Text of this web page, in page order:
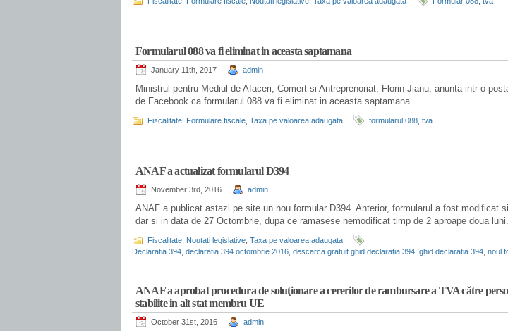
Formularul 088 va fi eliminat in aceasta saptamana
January 11th, 2017 admin
Ministrul pentru Mediul de Afaceri, Comert si Antreprenoriat, Florin Jianu, anunta intr-o
de Facebook ca formularul 088 va fi eliminat in aceasta saptamana.
Fiscalitate Formulare fiscale Taxa pe valoarea adaugata formularul 088 tva
ANAF a actualizat formularul D394
November 3rd, 2016 admin
ANAF a publicat astazi pe site un nou formular D394. Anterior, formularul a fost modificat
dar si in data de 27 Octombrie, dupa ce ramasese nemodificat timp de 2 aproape doua luni.
Fiscalitate Noutati legislative Taxa pe valoarea adaugata
Declaratia 394 declaratia 394 octombrie 2016 descarca gratuit ghid declaratia 394 ghid declaratia 394 noul
ANAF a aprobat procedura de soluţionare a cererilor de rambursare a TVA către
stabilite in alt stat membru UE
October 31st, 2016 admin